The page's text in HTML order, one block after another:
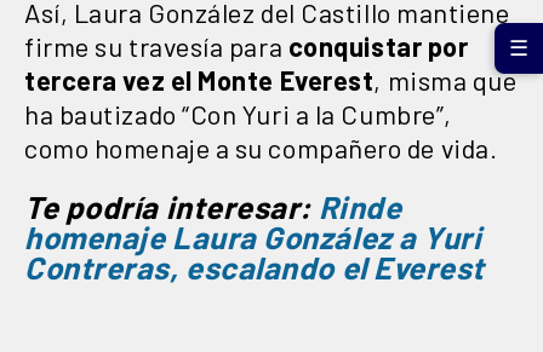
Así, Laura González del Castillo mantiene
firme su travesía para conquistar por
tercera vez el Monte Everest, misma que
ha bautizado “Con Yuri a la Cumbre”,
como homenaje a su compañero de vida.
Te podría interesar: Rinde
homenaje Laura González a Yuri
Contreras, escalando el Everest
☰